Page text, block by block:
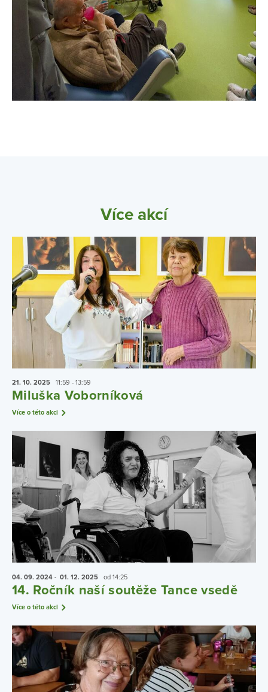
Více akcí
21. 10. 2025 11:59 - 13:59
Miluška Voborníková
Více o této akci
04. 09. 2024 - 01. 12. 2025 od 14:25
14. Ročník naší soutěže Tance vsedě
Více o této akci